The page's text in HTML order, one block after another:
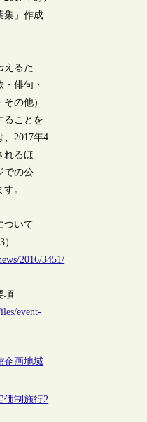
集」作成
えるた
俳句・
の他）
ることを
、2017年4
れるほ
での公
。
ついて
2016/3451/
項
event-
企画地域
価制施行2